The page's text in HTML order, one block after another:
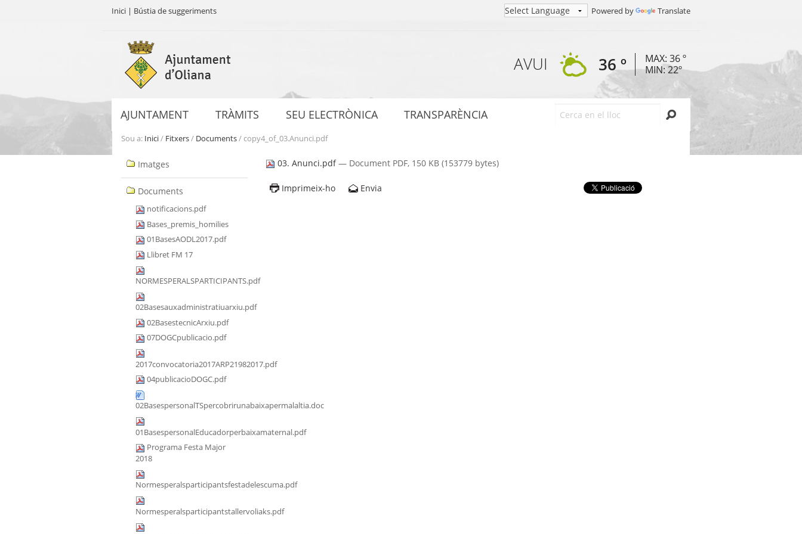
Inici | Bústia de suggeriments Powered by Translate
contingut.
navegació
AVUI 36 º
MAX: 36 º
MIN: 22º
AJUNTAMENT TRÀMITS SEU ELECTRÒNICA TRANSPARÈNCIA
Sou a: Inici/ Fitxers/ Documents/copy4_of_03.Anunci.pdf
Navegació
Imatges
Documents
notificacions.pdf
Bases_premis_homilies
01BasesAODL2017.pdf
Llibret FM 17
NORMESPERALSPARTICIPANTS.pdf
02Basesauxadministratiuarxiu.pdf
02BasestecnicArxiu.pdf
07DOGCpublicacio.pdf
2017convocatoria2017ARP21982017.pdf
04publicacioDOGC.pdf
02BasespersonalTSpercobrirunabaixapermalaltia.doc
01BasespersonalEducadorperbaixamaternal.pdf
Programa Festa Major
2018
Normesperalsparticipantsfestadelescuma.pdf
Normesperalsparticipantstallervoliaks.pdf
03. Anunci.pdf— Document PDF, 150 KB (153779 bytes)
Imprimeix-ho Envia